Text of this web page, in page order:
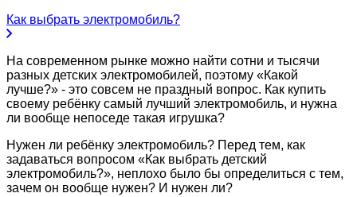
Как выбрать электромобиль?
На современном рынке можно найти сотни и тысячи
разных детских электромобилей, поэтому «Какой
лучше?» - это совсем не праздный вопрос. Как купить
своему ребёнку самый лучший электромобиль, и нужна
ли вообще непоседе такая игрушка?
Нужен ли ребёнку электромобиль? Перед тем, как
задаваться вопросом «Как выбрать детский
электромобиль?», неплохо было бы определиться с тем,
зачем он вообще нужен? И нужен ли?